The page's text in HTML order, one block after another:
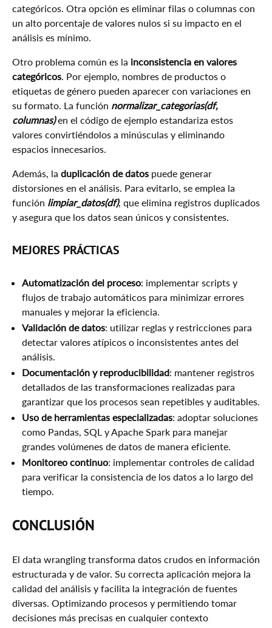
categóricos. Otra opción es eliminar filas o columnas con
un alto porcentaje de valores nulos si su impacto en el
análisis es mínimo.
Otro problema común es la inconsistencia en valores
categóricos. Por ejemplo, nombres de productos o
etiquetas de género pueden aparecer con variaciones en
su formato. La función normalizar_categorias(df,
columnas)en el código de ejemplo estandariza estos
valores convirtiéndolos a minúsculas y eliminando
espacios innecesarios.
Además, la duplicación de datos puede generar
distorsiones en el análisis. Para evitarlo, se emplea la
función limpiar_datos(df), que elimina registros duplicados
y asegura que los datos sean únicos y consistentes.
MEJORES PRÁCTICAS
Automatización del proceso: implementar scripts y
flujos de trabajo automáticos para minimizar errores
manuales y mejorar la eficiencia.
Validación de datos: utilizar reglas y restricciones para
detectar valores atípicos o inconsistentes antes del
análisis.
Documentación y reproducibilidad: mantener registros
detallados de las transformaciones realizadas para
garantizar que los procesos sean repetibles y auditables.
Uso de herramientas especializadas: adoptar soluciones
como Pandas, SQL y Apache Spark para manejar
grandes volúmenes de datos de manera eficiente.
Monitoreo continuo: implementar controles de calidad
para verificar la consistencia de los datos a lo largo del
tiempo.
CONCLUSIÓN
El data wrangling transforma datos crudos en información
estructurada y de valor. Su correcta aplicación mejora la
calidad del análisis y facilita la integración de fuentes
diversas. Optimizando procesos y permitiendo tomar
decisiones más precisas en cualquier contexto